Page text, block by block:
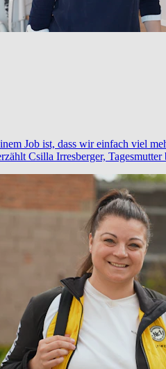
Job ist, dass wir einfach viel
Csilla Irresberger,